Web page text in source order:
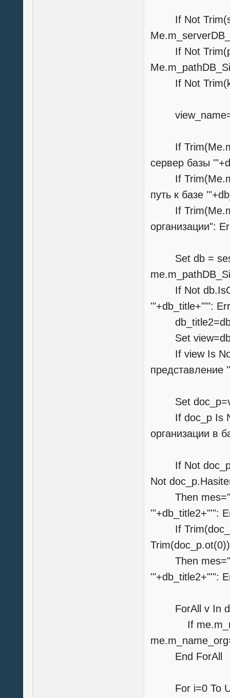
If Not
If Not
If Not
If
сервер базы
If
путь к базе
If
организации":
Set db =
If Not
'"+db_title+"'":
Set
If view Is
представление
Set
If doc_p Is
организации в
If Not
Not
Then mes="Не
If
Then mes="Не
'"+db_title2+"'":
ForAll v In
If
End ForAll
For i=0 To